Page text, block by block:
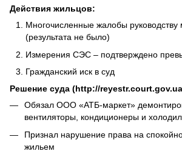
Действия жильцов:
Многочисленные жалобы руководству
(результата не было)
Измерения СЭС – подтверждено
Гражданский иск в суд
Решение суда (http://
Обязал ООО «АТБ-маркет»
вентиляторы, кондиционеры и
Признал нарушение права на
жильем